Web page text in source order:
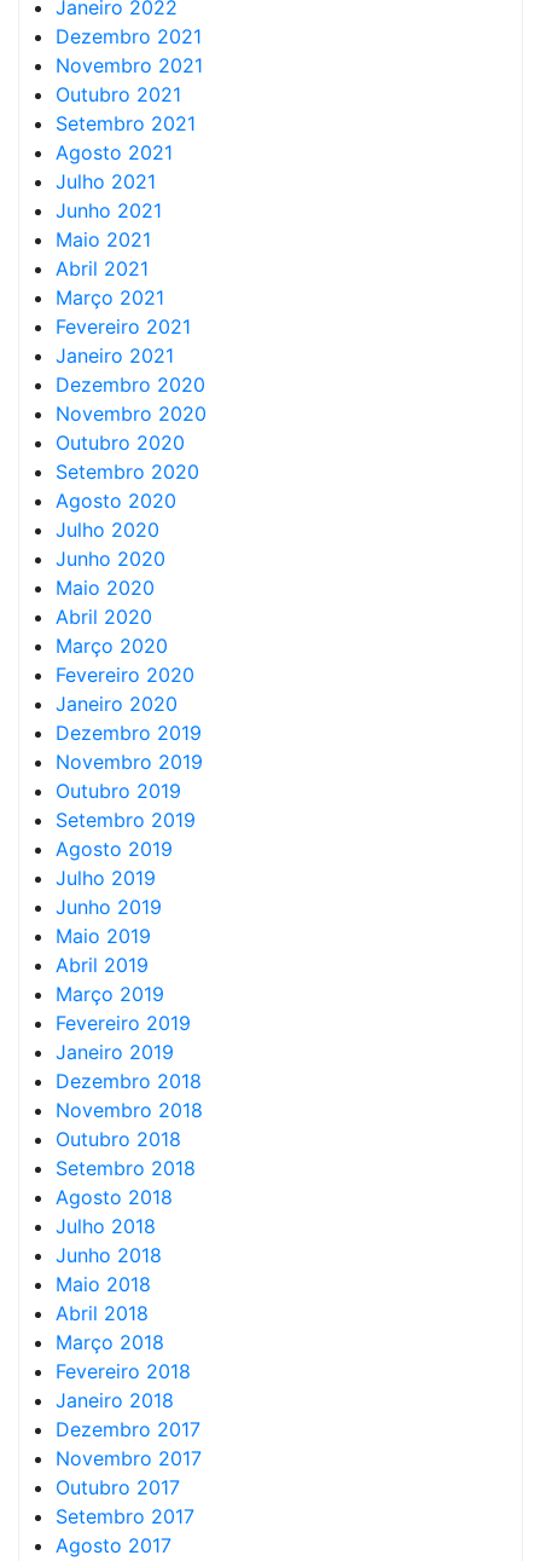
Janeiro 2022
Dezembro 2021
Novembro 2021
Outubro 2021
Setembro 2021
Agosto 2021
Julho 2021
Junho 2021
Maio 2021
Abril 2021
Março 2021
Fevereiro 2021
Janeiro 2021
Dezembro 2020
Novembro 2020
Outubro 2020
Setembro 2020
Agosto 2020
Julho 2020
Junho 2020
Maio 2020
Abril 2020
Março 2020
Fevereiro 2020
Janeiro 2020
Dezembro 2019
Novembro 2019
Outubro 2019
Setembro 2019
Agosto 2019
Julho 2019
Junho 2019
Maio 2019
Abril 2019
Março 2019
Fevereiro 2019
Janeiro 2019
Dezembro 2018
Novembro 2018
Outubro 2018
Setembro 2018
Agosto 2018
Julho 2018
Junho 2018
Maio 2018
Abril 2018
Março 2018
Fevereiro 2018
Janeiro 2018
Dezembro 2017
Novembro 2017
Outubro 2017
Setembro 2017
Agosto 2017